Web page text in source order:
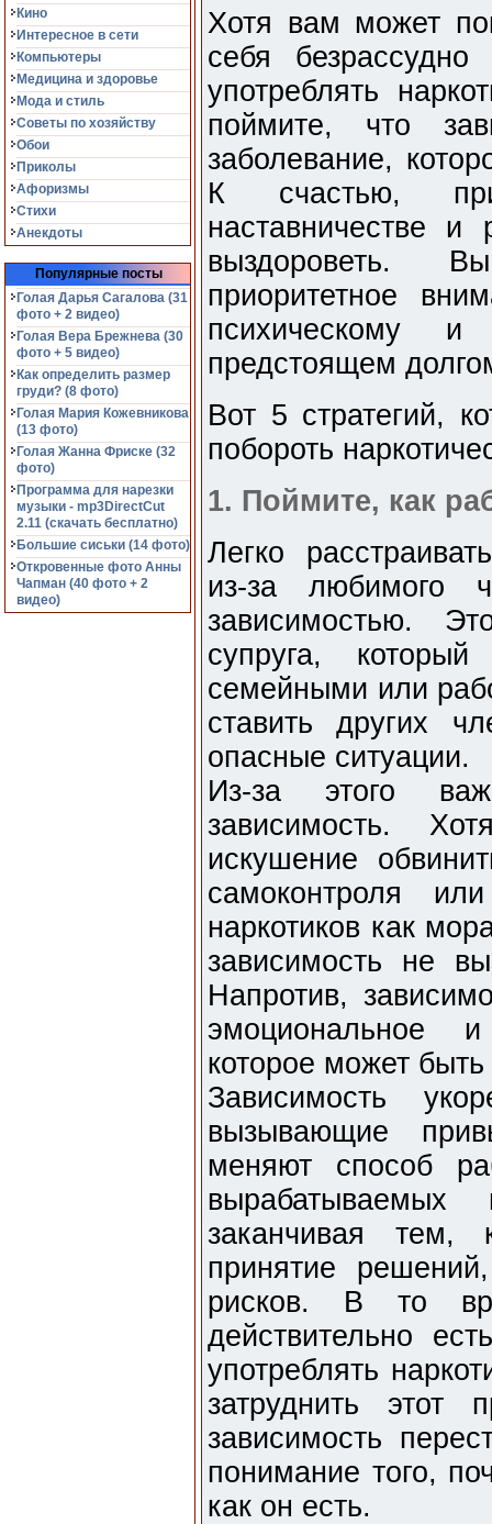
Кино
Интересное в сети
Компьютеры
Медицина и здоровье
Мода и стиль
Советы по хозяйству
Обои
Приколы
Афоризмы
Стихи
Анекдоты
Популярные посты
Голая Дарья Сагалова (31
фото + 2 видео)
Голая Вера Брежнева (30
фото + 5 видео)
Как определить размер
груди? (8 фото)
Голая Мария Кожевникова
(13 фото)
Голая Жанна Фриске (32
фото)
Программа для нарезки
музыки - mp3DirectCut
2.11 (cкачать бесплатно)
Большие сиськи (14 фото)
Откровенные фото Анны
Чапман (40 фото + 2
видео)
Хотя вам может
себя безрассудно
употреблять
поймите, что
заболевание,
К счастью,
наставничестве и
выздороветь.
приоритетное
психическому
предстоящем
Вот 5 стратегий,
побороть
1. Поймите, как
Легко
из-за любимого
зависимостью.
супруга,
семейными или
ставить других
опасные ситуации.
Из-за этого
зависимость.
искушение
самоконтроля
наркотиков как
зависимость не
Напротив,
эмоциональное и
которое может
Зависимость
вызывающие
меняют способ
заканчивая тем,
принятие
рисков. В то
действительно
употреблять
затруднить этот
зависимость
понимание того,
как он есть.